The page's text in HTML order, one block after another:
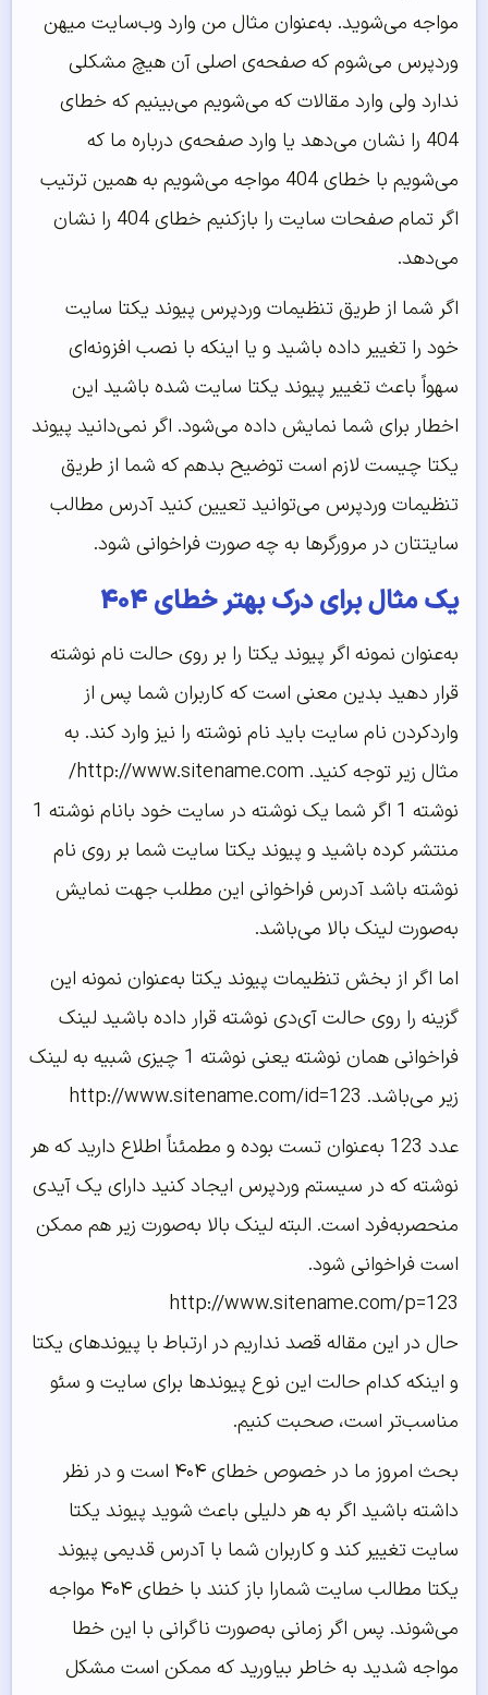
مواجه می‌شوید. به‌عنوان‌ مثال من وارد وب‌سایت میهن
وردپرس می‌شوم که صفحه‌ی اصلی آن هیچ مشکلی
ندارد ولی وارد مقالات که می‌شویم می‌بینیم که خطای
404 را نشان می‌دهد یا وارد صفحه‌ی درباره ما که
می‌شویم با خطای 404 مواجه می‌شویم به همین ترتیب
اگر تمام صفحات سایت را بازکنیم خطای 404 را نشان
می‌دهد.
اگر شما از طریق تنظیمات وردپرس پیوند یکتا سایت
خود را تغییر داده باشید و یا اینکه با نصب افزونه‌ای
سهواً باعث تغییر پیوند یکتا سایت شده باشید این
اخطار برای شما نمایش داده می‌شود. اگر نمی‌دانید پیوند
یکتا چیست لازم است توضیح بدهم که شما از طریق
تنظیمات وردپرس می‌توانید تعیین کنید آدرس مطالب
سایتتان در مرورگرها به چه صورت فراخوانی شود.
یک مثال برای درک بهتر خطای ۴۰۴
به‌عنوان نمونه اگر پیوند یکتا را بر روی حالت نام نوشته
قرار دهید بدین معنی است که کاربران شما پس از
واردکردن نام سایت باید نام نوشته را نیز وارد کند. به
مثال زیر توجه کنید. http://www.sitename.com/
نوشته 1 اگر شما یک نوشته در سایت خود بانام نوشته 1
منتشر کرده باشید و پیوند یکتا سایت شما بر روی نام
نوشته باشد آدرس فراخوانی این مطلب جهت نمایش
به‌صورت لینک بالا می‌باشد.
اما اگر از بخش تنظیمات پیوند یکتا به‌عنوان نمونه این
گزینه را روی حالت آی‌دی نوشته قرار داده باشید لینک
فراخوانی همان نوشته یعنی نوشته 1 چیزی شبیه به لینک
زیر می‌باشد. http://www.sitename.com/id=123
عدد 123 به‌عنوان تست بوده و مطمئناً اطلاع دارید که هر
نوشته که در سیستم وردپرس ایجاد کنید دارای یک آیدی
منحصربه‌فرد است. البته لینک بالا به‌صورت زیر هم ممکن
است فراخوانی شود.
http://www.sitename.com/p=123
حال در این مقاله قصد نداریم در ارتباط با پیوندهای یکتا
و اینکه کدام حالت این نوع پیوندها برای سایت و سئو
مناسب‌تر است، صحبت کنیم.
بحث امروز ما در خصوص خطای ۴۰۴ است و در نظر
داشته باشید اگر به هر دلیلی باعث شوید پیوند یکتا
سایت تغییر کند و کاربران شما با آدرس قدیمی پیوند
یکتا مطالب سایت شمارا باز کنند با خطای ۴۰۴ مواجه
می‌شوند. پس اگر زمانی به‌صورت ناگرانی با این خطا
مواجه شدید به خاطر بیاورید که ممکن است مشکل